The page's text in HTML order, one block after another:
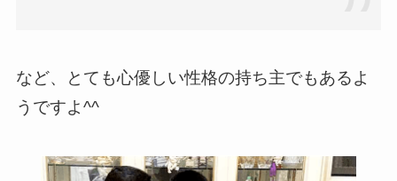
など、とても心優しい性格の持ち主でもあるよ
うですよ^^